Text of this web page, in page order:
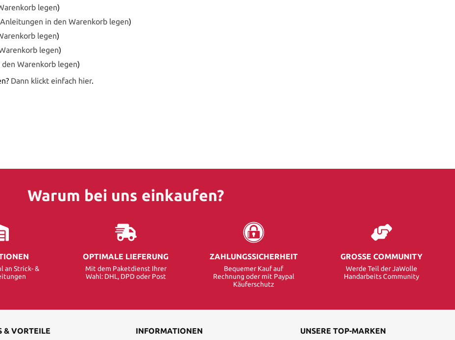
legen)
in den Warenkorb legen)
legen)
legen)
Warenkorb legen)
Dann klickt einfach hier.
Warum bei uns einkaufen?
an Strick- &
OPTIMALE LIEFERUNG
Mit dem Paketdienst Ihrer
Wahl: DHL, DPD oder Post
ZAHLUNGSSICHERHEIT
Bequemer Kauf auf
Rechnung oder mit Paypal
Käuferschutz
GROSSE COMMUNITY
Werde Teil der JaWolle
Handarbeits Community
& VORTEILE
INFORMATIONEN
UNSERE TOP-MARKEN